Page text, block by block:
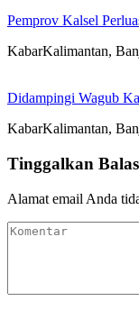
Pemprov Kalsel
KabarKalimantan,
Didampingi Wagub
KabarKalimantan,
Tinggalkan
Alamat email Anda